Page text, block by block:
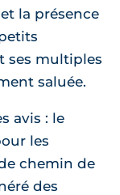
la présence
ses multiples
saluée.
avis : le
les
chemin de
des